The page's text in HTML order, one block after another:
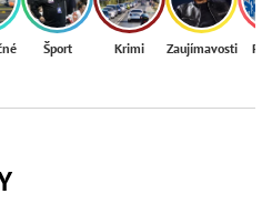
Šport Krimi Zaujímavosti